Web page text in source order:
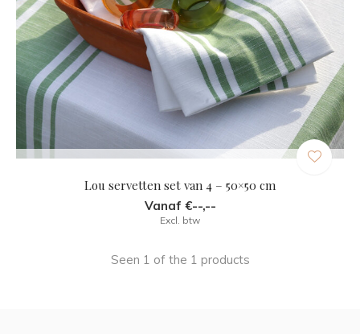
Lou servetten set van 4 – 50×50 cm
Vanaf €--,--
Excl. btw
Seen 1 of the 1 products